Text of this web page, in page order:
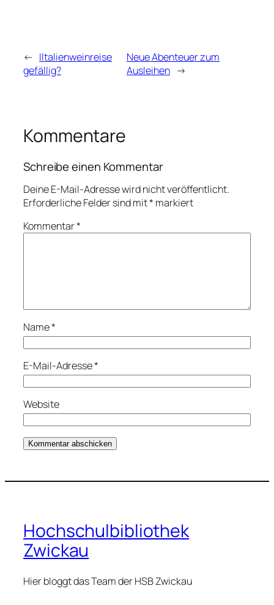
← Iltalienweinreise
gefällig?
Neue Abenteuer zum
Ausleihen →
Kommentare
Schreibe einen Kommentar
Deine E-Mail-Adresse wird nicht veröffentlicht.
Erforderliche Felder sind mit* markiert
Kommentar*
Name*
E-Mail-Adresse*
Website
Hochschulbibliothek
Zwickau
Hier bloggt das Team der HSB Zwickau